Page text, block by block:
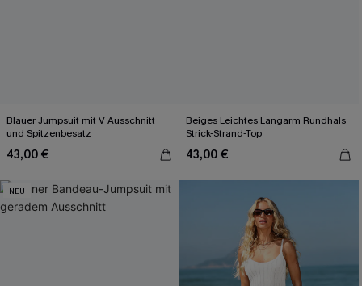
Blauer Jumpsuit mit V-Ausschnitt
und Spitzenbesatz
43,00 €
Beiges Leichtes Langarm Rundhals
Strick-Strand-Top
43,00 €
NEU